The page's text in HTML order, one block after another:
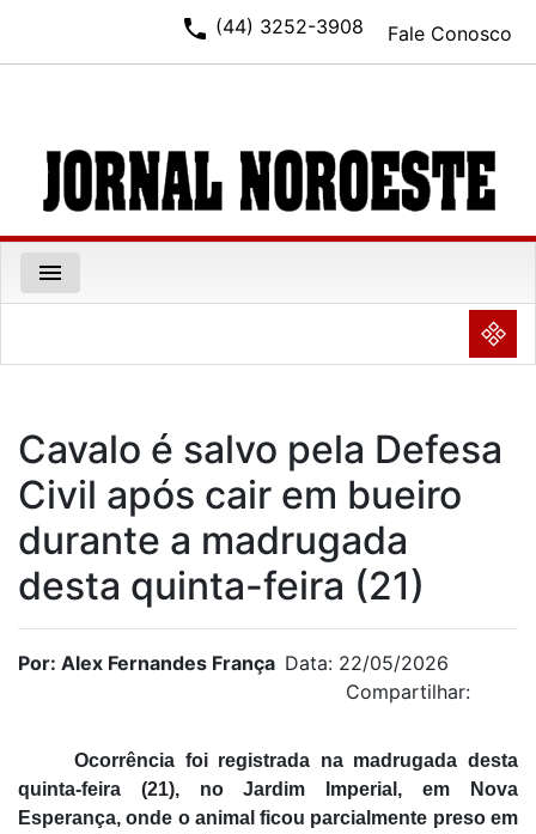
Fale Conosco
phone (44) 3252-3908
menu
NULL
Cavalo é salvo pela Defesa
Civil após cair em bueiro
durante a madrugada
desta quinta-feira (21)
Por: Alex Fernandes França Data: 22/05/2026
Compartilhar:
Ocorrência foi registrada na madrugada desta
quinta-feira (21), no Jardim Imperial, em
Nova
Esperança, onde o animal ficou parcialmente preso em